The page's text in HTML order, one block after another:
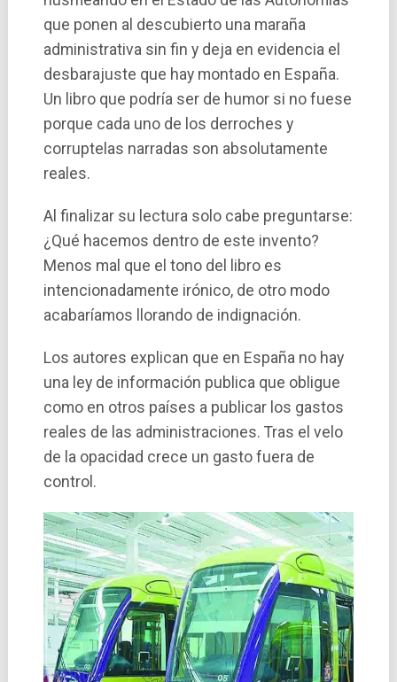
que ponen al descubierto una maraña
administrativa sin fin y deja en evidencia el
desbarajuste que hay montado en España.
Un libro que podrí­a ser de humor si no fuese
porque cada uno de los derroches y
corruptelas narradas son absolutamente
reales.
Al finalizar su lectura solo cabe preguntarse:
¿Qué hacemos dentro de este invento?
Menos mal que el tono del libro es
intencionadamente irónico, de otro modo
acabarí­amos llorando de indignación.
Los autores explican que en España no hay
una ley de información publica que obligue
como en otros paí­ses a publicar los gastos
reales de las administraciones. Tras el velo
de la opacidad crece un gasto fuera de
control.